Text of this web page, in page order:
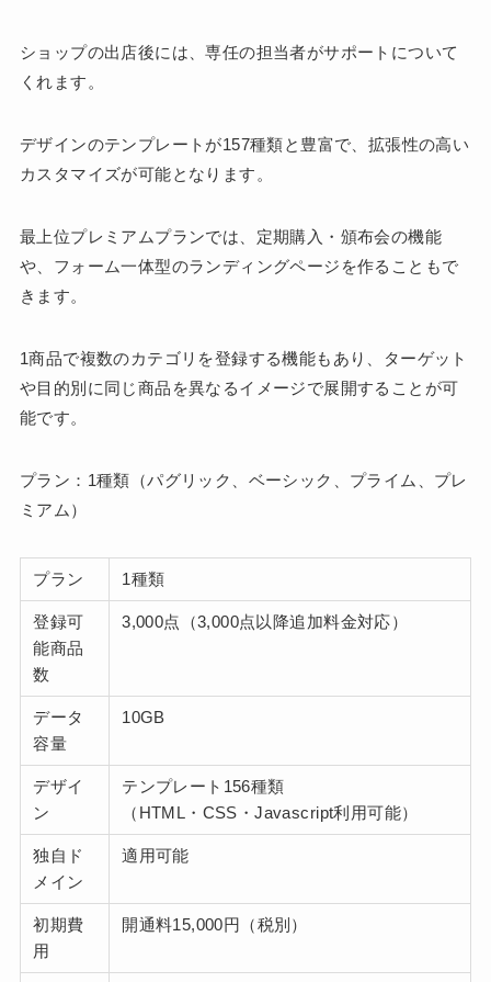
ショップの出店後には、専任の担当者がサポートについて
くれます。
デザインのテンプレートが157種類と豊富で、拡張性の高い
カスタマイズが可能となります。
最上位プレミアムプランでは、定期購入・頒布会の機能
や、フォーム一体型のランディングページを作ることもで
きます。
1商品で複数のカテゴリを登録する機能もあり、ターゲット
や目的別に同じ商品を異なるイメージで展開することが可
能です。
プラン：1種類（パグリック、ベーシック、プライム、プレ
ミアム）
プラン 1種類
登録可
能商品
数
3,000点（3,000点以降追加料金対応）
データ
容量
10GB
デザイ
ン
テンプレート156種類
（HTML・CSS・Javascript利用可能）
独自ド
メイン
適用可能
初期費
用
開通料15,000円（税別）